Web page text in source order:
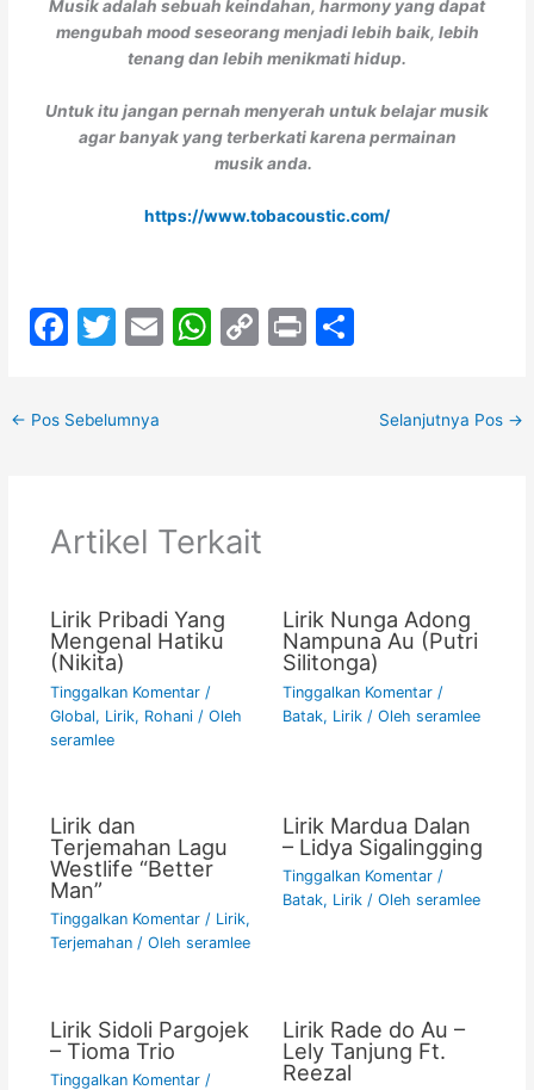
Musik adalah sebuah keindahan, harmony yang dapat
mengubah mood seseorang menjadi lebih baik, lebih
tenang dan lebih menikmati hidup.
Untuk itu jangan pernah menyerah untuk belajar musik
agar banyak yang terberkati karena permainan
musik anda.
https://www.tobacoustic.com/
F
c
e
o
T
er
E
W
p
p
C
k
Pr
ar
← Pos Sebelumnya Selanjutnya Pos →
Artikel Terkait
Lirik Pribadi Yang
Mengenal Hatiku
(Nikita)
Tinggalkan Komentar /
Global, Lirik, Rohani/ Oleh
seramlee
Lirik Nunga Adong
Nampuna Au (Putri
Silitonga)
Tinggalkan Komentar /
Batak, Lirik/ Oleh seramlee
Lirik dan
Terjemahan Lagu
Westlife “Better
Man”
Tinggalkan Komentar / Lirik,
Terjemahan/ Oleh seramlee
Lirik Mardua Dalan
– Lidya Sigalingging
Tinggalkan Komentar /
Batak, Lirik/ Oleh seramlee
Lirik Sidoli Pargojek
– Tioma Trio
Tinggalkan Komentar /
Lirik Rade do Au –
Lely Tanjung Ft.
Reezal